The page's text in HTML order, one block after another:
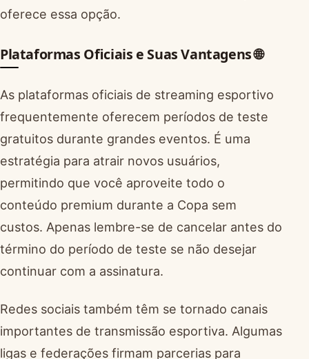
oferece essa opção.
Plataformas Oficiais e Suas Vantagens 🌐
As plataformas oficiais de streaming esportivo
frequentemente oferecem períodos de teste
gratuitos durante grandes eventos. É uma
estratégia para atrair novos usuários,
permitindo que você aproveite todo o
conteúdo premium durante a Copa sem
custos. Apenas lembre-se de cancelar antes do
término do período de teste se não desejar
continuar com a assinatura.
Redes sociais também têm se tornado canais
importantes de transmissão esportiva. Algumas
ligas e federações firmam parcerias para